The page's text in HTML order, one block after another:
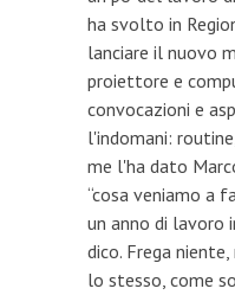
ha svolto in
lanciare il nuovo
proiettore e
convocazioni e
l'indomani:
me l'ha dato
“cosa veniamo a
un anno di lavoro
dico. Frega
lo stesso, come